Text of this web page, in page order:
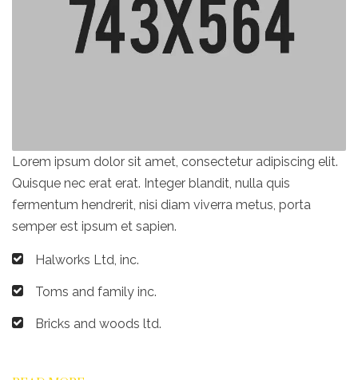
Lorem ipsum dolor sit amet, consectetur adipiscing elit.
Quisque nec erat erat. Integer blandit, nulla quis
fermentum hendrerit, nisi diam viverra metus, porta
semper est ipsum et sapien.
Halworks Ltd, inc.
Toms and family inc.
Bricks and woods ltd.